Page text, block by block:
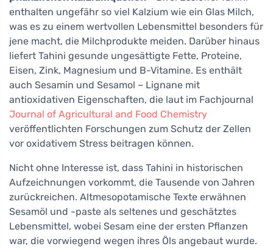
enthalten ungefähr so viel Kalzium wie ein Glas Milch,
was es zu einem wertvollen Lebensmittel besonders für
jene macht, die Milchprodukte meiden. Darüber hinaus
liefert Tahini gesunde ungesättigte Fette, Proteine,
Eisen, Zink, Magnesium und B-Vitamine. Es enthält
auch Sesamin und Sesamol – Lignane mit
antioxidativen Eigenschaften, die laut im Fachjournal
Journal of Agricultural and Food Chemistry
veröffentlichten Forschungen zum Schutz der Zellen
vor oxidativem Stress beitragen können.
Nicht ohne Interesse ist, dass Tahini in historischen
Aufzeichnungen vorkommt, die Tausende von Jahren
zurückreichen. Altmesopotamische Texte erwähnen
Sesamöl und -paste als seltenes und geschätztes
Lebensmittel, wobei Sesam eine der ersten Pflanzen
war, die vorwiegend wegen ihres Öls angebaut wurde.